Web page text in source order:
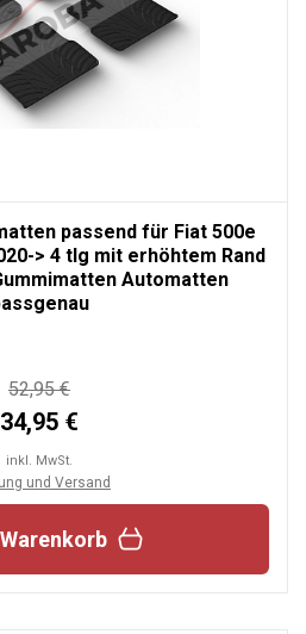
passend für Fiat 500e
> 4 tlg mit erhöhtem Rand
Automatten
52,95 €
34,95 €
inkl. MwSt.
und Versand